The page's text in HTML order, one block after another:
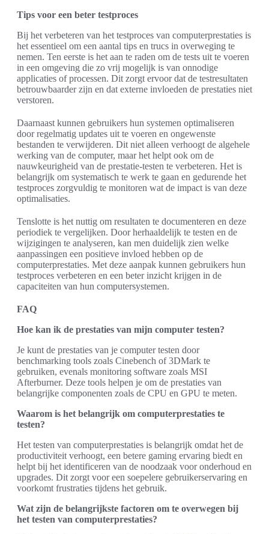
Tips voor een beter testproces
Bij het verbeteren van het testproces van computerprestaties is
het essentieel om een aantal tips en trucs in overweging te
nemen. Ten eerste is het aan te raden om de tests uit te voeren
in een omgeving die zo vrij mogelijk is van onnodige
applicaties of processen. Dit zorgt ervoor dat de testresultaten
betrouwbaarder zijn en dat externe invloeden de prestaties niet
verstoren.
Daarnaast kunnen gebruikers hun systemen optimaliseren
door regelmatig updates uit te voeren en ongewenste
bestanden te verwijderen. Dit niet alleen verhoogt de algehele
werking van de computer, maar het helpt ook om de
nauwkeurigheid van de prestatie-testen te verbeteren. Het is
belangrijk om systematisch te werk te gaan en gedurende het
testproces zorgvuldig te monitoren wat de impact is van deze
optimalisaties.
Tenslotte is het nuttig om resultaten te documenteren en deze
periodiek te vergelijken. Door herhaaldelijk te testen en de
wijzigingen te analyseren, kan men duidelijk zien welke
aanpassingen een positieve invloed hebben op de
computerprestaties. Met deze aanpak kunnen gebruikers hun
testproces verbeteren en een beter inzicht krijgen in de
capaciteiten van hun computersystemen.
FAQ
Hoe kan ik de prestaties van mijn computer testen?
Je kunt de prestaties van je computer testen door
benchmarking tools zoals Cinebench of 3DMark te
gebruiken, evenals monitoring software zoals MSI
Afterburner. Deze tools helpen je om de prestaties van
belangrijke componenten zoals de CPU en GPU te meten.
Waarom is het belangrijk om computerprestaties te
testen?
Het testen van computerprestaties is belangrijk omdat het de
productiviteit verhoogt, een betere gaming ervaring biedt en
helpt bij het identificeren van de noodzaak voor onderhoud en
upgrades. Dit zorgt voor een soepelere gebruikerservaring en
voorkomt frustraties tijdens het gebruik.
Wat zijn de belangrijkste factoren om te overwegen bij
het testen van computerprestaties?